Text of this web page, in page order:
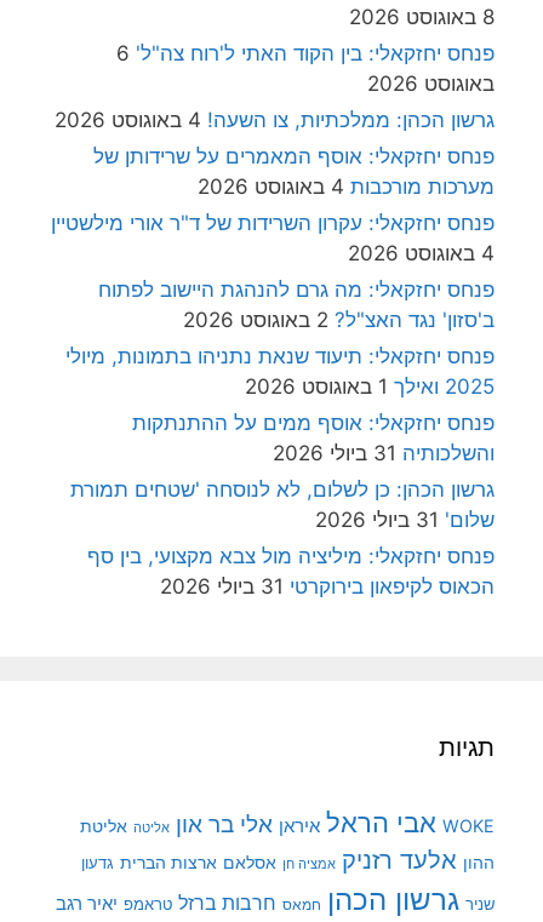
8 באוגוסט 2026
פנחס יחזקאלי: בין הקוד האתי ל'רוח צה"ל' 6
באוגוסט 2026
גרשון הכהן: ממלכתיות, צו השעה! 4 באוגוסט 2026
פנחס יחזקאלי: אוסף המאמרים על שרידותן של
מערכות מורכבות 4 באוגוסט 2026
פנחס יחזקאלי: עקרון השרידות של ד"ר אורי מילשטיין
4 באוגוסט 2026
פנחס יחזקאלי: מה גרם להנהגת היישוב לפתוח
ב'סזון' נגד האצ"ל? 2 באוגוסט 2026
פנחס יחזקאלי: תיעוד שנאת נתניהו בתמונות, מיולי
2025 ואילך
1 באוגוסט 2026
פנחס יחזקאלי: אוסף ממים על ההתנתקות
והשלכותיה 31 ביולי 2026
גרשון הכהן: כן לשלום, לא לנוסחה 'שטחים תמורת
שלום' 31 ביולי 2026
פנחס יחזקאלי: מיליציה מול צבא מקצועי, בין סף
הכאוס לקיפאון בירוקרטי 31 ביולי 2026
תגיות
WOKE אבי הראל איראן אלי בר און אליטה אליטת
ההון אלעד רזניק אמציה חן אסלאם ארצות הברית גדעון
שניר גרשון הכהן חמאס חרבות ברזל טראמפ יאיר רגב